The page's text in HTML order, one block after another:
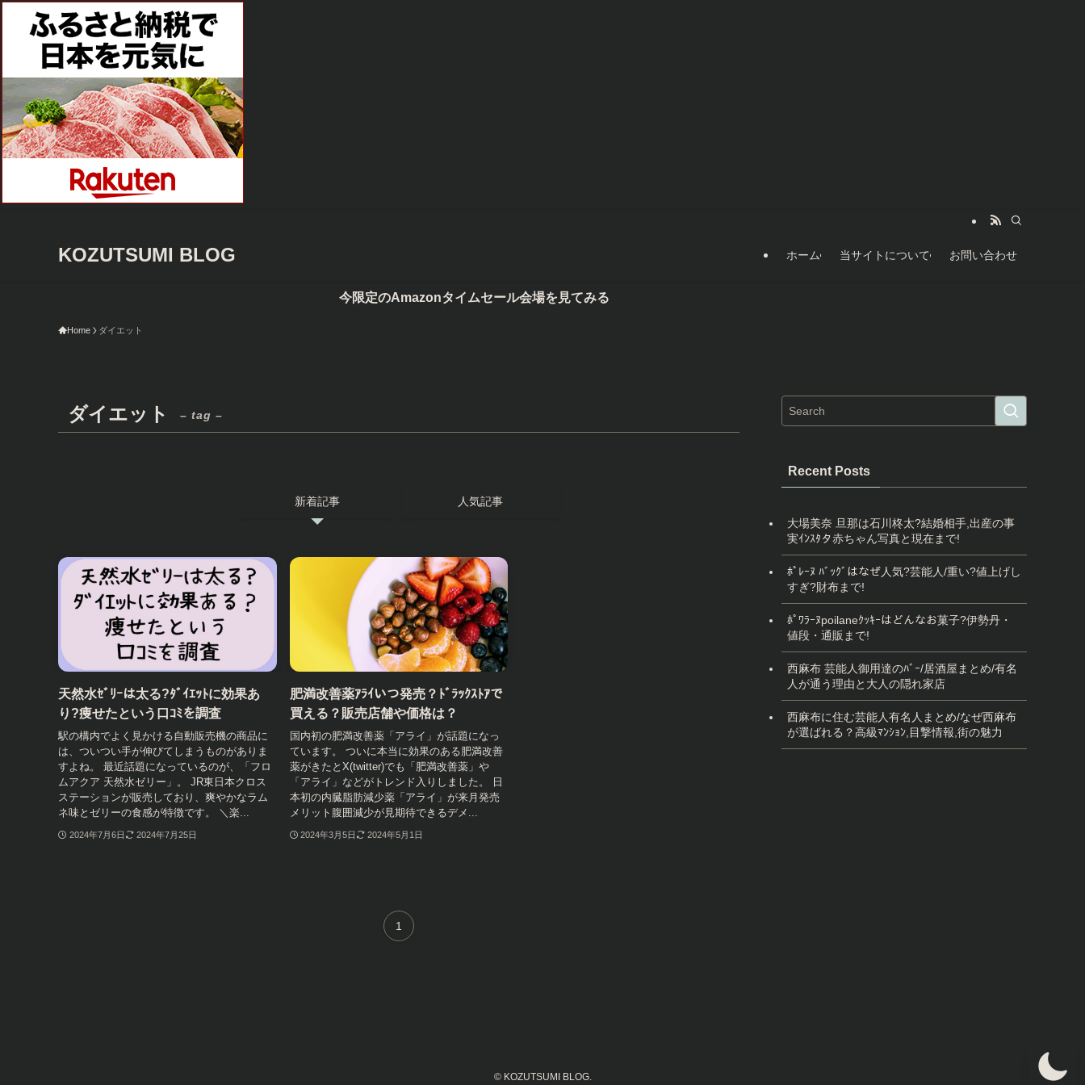
KOZUTSUMI BLOG ホーム 当サイトについて お問い合わせ
今限定のAmazonタイムセール会場を見てみる
Home ダイエット
ダイエット – tag –
新着記事 人気記事
天然水ｾﾞﾘｰは太る?ﾀﾞｲｴｯﾄに効果あ
り?痩せたという口ｺﾐを調査
駅の構内でよく見かける自動販売機の商品に
は、ついつい手が伸びてしまうものがありま
すよね。 最近話題になっているのが、「フロ
ムアクア 天然水ゼリー」。 JR東日本クロス
ステーションが販売しており、爽やかなラム
ネ味とゼリーの食感が特徴です。 ＼楽...
2024年7月6日 2024年7月25日
肥満改善薬ｱﾗｲいつ発売？ﾄﾞﾗｯｸｽﾄｱで
買える？販売店舗や価格は？
国内初の肥満改善薬「アライ」が話題になっ
ています。 ついに本当に効果のある肥満改善
薬がきたとX(twitter)でも「肥満改善薬」や
「アライ」などがトレンド入りしました。 日
本初の内臓脂肪減少薬「アライ」が来月発売
メリット腹囲減少が見期待できるデメ...
2024年3月5日 2024年5月1日
1
Recent Posts
大場美奈 旦那は石川柊太?結婚相手,出産の事
実ｲﾝｽﾀタ赤ちゃん写真と現在まで!
ﾎﾟﾚｰﾇ ﾊﾞｯｸﾞはなぜ人気?芸能人/重い?値上げし
すぎ?財布まで!
ﾎﾟﾜﾗｰﾇpoilaneｸｯｷｰはどんなお菓子?伊勢丹・
値段・通販まで!
西麻布 芸能人御用達のﾊﾞｰ/居酒屋まとめ/有名
人が通う理由と大人の隠れ家店
西麻布に住む芸能人有名人まとめ/なぜ西麻布
が選ばれる？高級ﾏﾝｼｮﾝ,目撃情報,街の魅力
©KOZUTSUMI BLOG.